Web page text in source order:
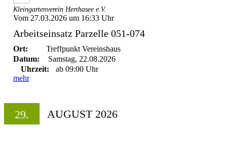
Kleingartenverein Herthasee e.V.
Vom 27.03.2026 um 16:33 Uhr
Arbeitseinsatz Parzelle 051-074
Ort:
Treffpunkt Vereinshaus
Datum:
Samstag, 22.08.2026
Uhrzeit:
ab 09:00 Uhr
mehr
29. AUGUST 2026